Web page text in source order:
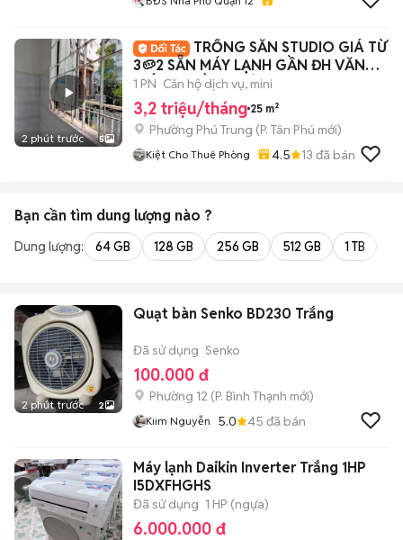
2 phút trước 5
TRỐNG SẴN STUDIO GIÁ TỪ
3🥔2 SẴN MÁY LẠNH GẦN ĐH VĂN
HIẾN ĐH HỒNG BÀNG
1 PN Căn hộ dịch vụ, mini
3,2 triệu/tháng 25 m²
Phường Phú Trung (P. Tân Phú mới)
Kiệt Cho Thuê Phòng 4.5 13 đã bán
Bạn cần tìm dung lượng nào ?
Dung lượng: 64 GB 128 GB 256 GB 512 GB 1 TB
2 phút trước 2
Quạt bàn Senko BD230 Trắng
Đã sử dụng Senko
100.000 đ
Phường 12 (P. Bình Thạnh mới)
Kiim Nguyễn 5.0 45 đã bán
Máy lạnh Daikin Inverter Trắng 1HP
I5DXFHGHS
Đã sử dụng 1 HP (ngựa)
6.000.000 đ